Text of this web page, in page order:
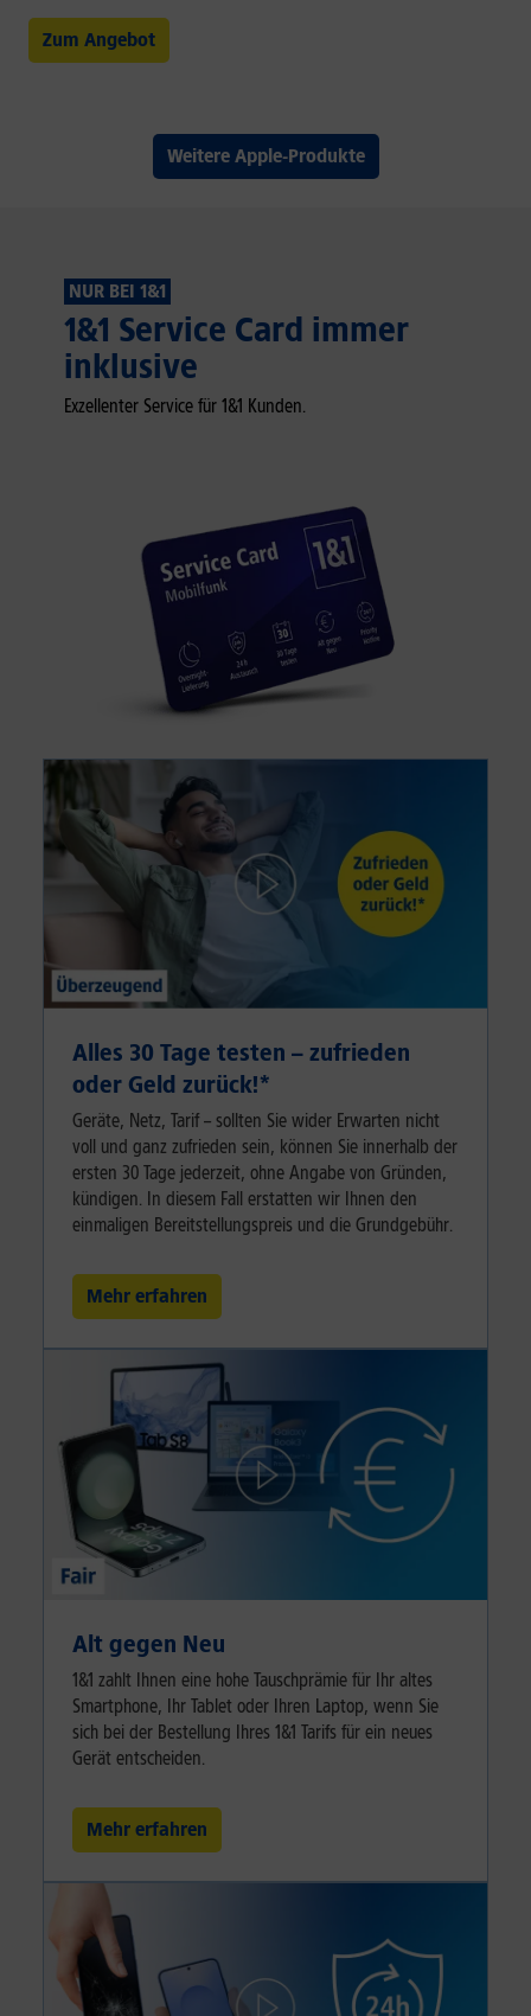
Zum Angebot
Weitere Apple-Produkte
NUR BEI 1&1
1&1 Service Card immer
inklusive
Exzellenter Service für 1&1 Kunden.
Alles 30 Tage testen – zufrieden
oder Geld zurück!⁠*
Geräte, Netz, Tarif – sollten Sie wider Erwarten nicht
voll und ganz zufrieden sein, können Sie innerhalb der
ersten 30 Tage jederzeit, ohne Angabe von Gründen,
kündigen. In diesem Fall erstatten wir Ihnen den
einmaligen Bereitstellungspreis und die Grundgebühr.
Mehr erfahren
Alt gegen Neu
1&1 zahlt Ihnen eine hohe Tauschprämie für Ihr altes
Smartphone, Ihr Tablet oder Ihren Laptop, wenn Sie
sich bei der Bestellung Ihres 1&1 Tarifs für ein neues
Gerät entscheiden.
Mehr erfahren